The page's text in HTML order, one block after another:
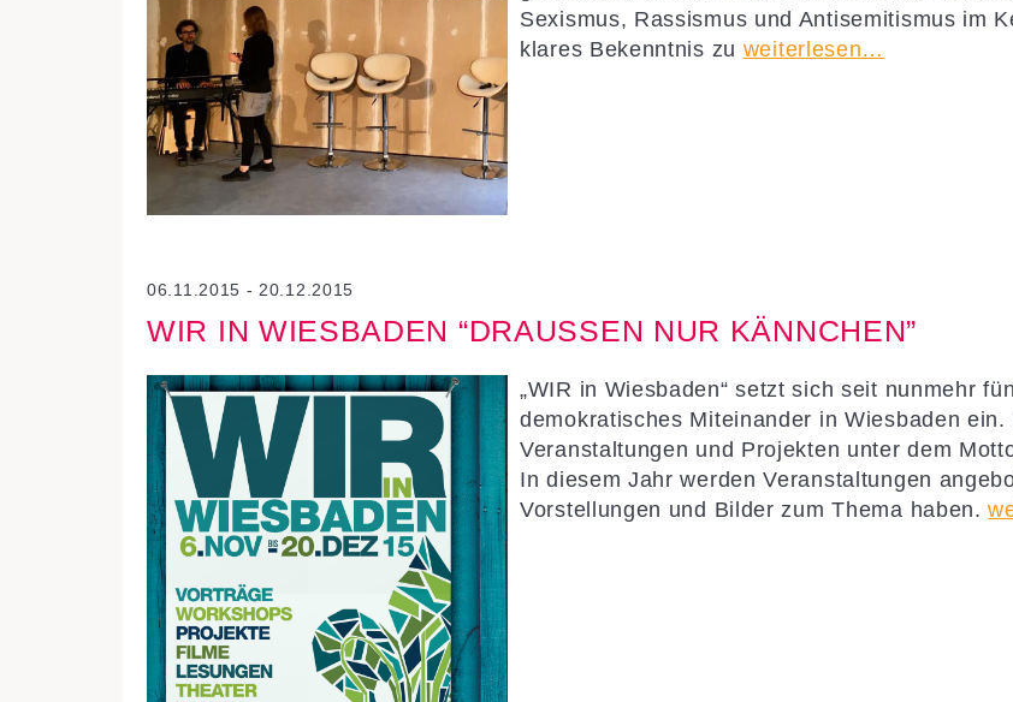
Sexismus, Rassismus und Antisemitismus im
klares Bekenntnis zu weiterlesen…
06.11.2015 - 20.12.2015
WIR IN WIESBADEN “DRAUSSEN NUR KÄNNCHEN”
„WIR in Wiesbaden“ setzt sich seit nunmehr
demokratisches Miteinander in Wiesbaden
Veranstaltungen und Projekten unter dem
In diesem Jahr werden Veranstaltungen
Vorstellungen und Bilder zum Thema haben.